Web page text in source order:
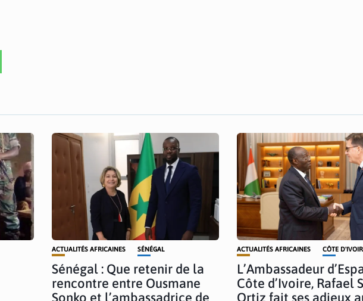
ACTUALITÉS AFRICAINES SÉNÉGAL
Sénégal : Que retenir de la
rencontre entre Ousmane
Sonko et l’ambassadrice de
ACTUALITÉS AFRICAINES CÔTE
L’Ambassadeur
Côte d’Ivoire, Rafael
Ortiz fait ses adieux